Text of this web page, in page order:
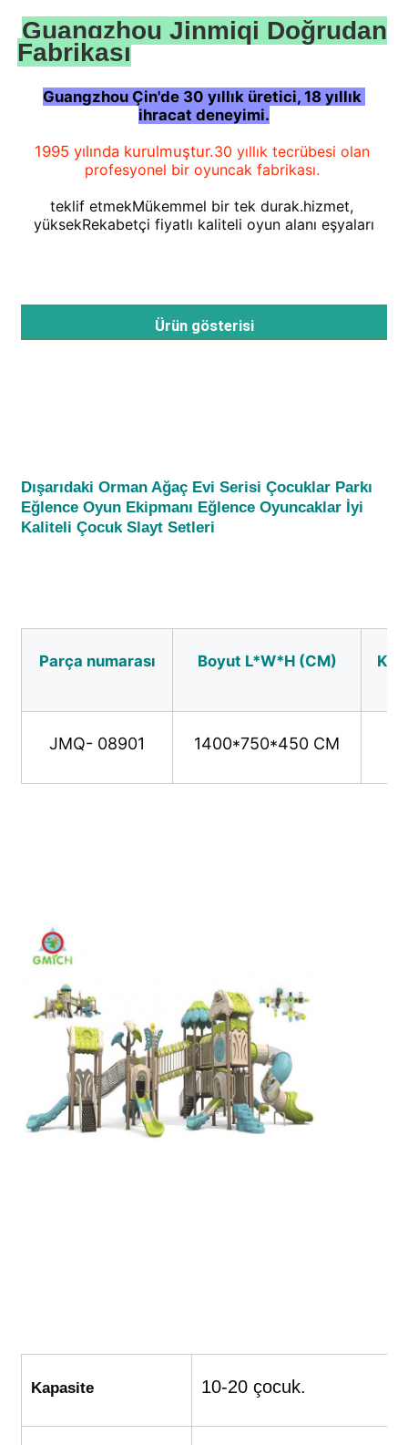
Evde
Ürünler
Bizim Hakkımızda
Davalar
Açık Oyun Alanı
Çocuk Su Kaydırması
Özel Su Kaydırması
Büyük Su Kayması
Su Parkı Ekipmanları
Guangzhou Jinmiqi Doğrudan
Fabrikası
Guangzhou Çin'de 30 yıllık üretici, 18 yıllık
ihracat deneyimi.
1995 yılında kurulmuştur.30 yıllık tecrübesi olan
profesyonel bir oyuncak fabrikası.
teklif etmekMükemmel bir tek durak.hizmet,
yüksekRekabetçi fiyatlı kaliteli oyun alanı eşyaları
Ürün gösterisi
Dışarıdaki Orman Ağaç Evi Serisi Çocuklar Parkı
Eğlence Oyun Ekipmanı Eğlence Oyuncaklar İyi
Kaliteli Çocuk Slayt Setleri
Parça numarası Boyut L*W*H (CM)
JMQ- 08901 1400*750*450 CM
Kapasite 10-20 çocuk.